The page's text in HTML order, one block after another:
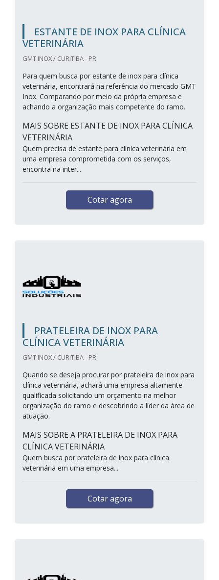
ESTANTE DE INOX PARA CLÍNICA
VETERINÁRIA
GMT INOX / CURITIBA - PR
Para quem busca por estante de inox para clínica
veterinária, encontrará na referência do mercado GMT
Inox. Comparando por meio da própria empresa e
achando a organização mais competente do ramo.
MAIS SOBRE ESTANTE DE INOX PARA CLÍNICA
VETERINÁRIA
Quem precisa de estante para clínica veterinária em
uma empresa comprometida com os serviços,
encontra na inter...
Cotar agora
PRATELEIRA DE INOX PARA
CLÍNICA VETERINÁRIA
GMT INOX / CURITIBA - PR
Quando se deseja procurar por prateleira de inox para
clínica veterinária, achará uma empresa altamente
qualificada solicitando um orçamento na melhor
organização do ramo e descobrindo a líder da área de
atuação.
MAIS SOBRE A PRATELEIRA DE INOX PARA
CLÍNICA VETERINÁRIA
Quem busca por prateleira de inox para clínica
veterinária em uma empresa...
Cotar agora